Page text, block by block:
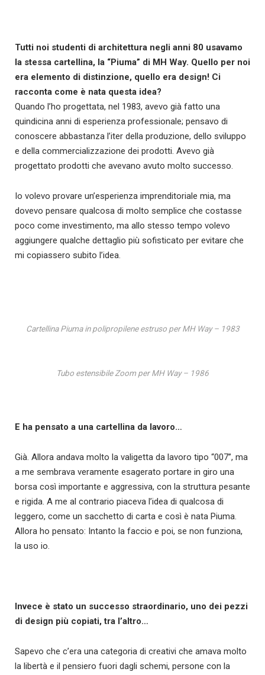
Tutti noi studenti di architettura negli anni 80 usavamo
la stessa cartellina, la “Piuma” di MH Way. Quello per noi
era elemento di distinzione, quello era design! Ci
racconta come è nata questa idea?
Quando l’ho progettata, nel 1983, avevo già fatto una
quindicina anni di esperienza professionale; pensavo di
conoscere abbastanza l’iter della produzione, dello sviluppo
e della commercializzazione dei prodotti. Avevo già
progettato prodotti che avevano avuto molto successo.
Io volevo provare un’esperienza imprenditoriale mia, ma
dovevo pensare qualcosa di molto semplice che costasse
poco come investimento, ma allo stesso tempo volevo
aggiungere qualche dettaglio più sofisticato per evitare che
mi copiassero subito l’idea.
Cartellina Piuma in polipropilene estruso per MH Way – 1983
Tubo estensibile Zoom per MH Way – 1986
E ha pensato a una cartellina da lavoro…
Già. Allora andava molto la valigetta da lavoro tipo “007”, ma
a me sembrava veramente esagerato portare in giro una
borsa così importante e aggressiva, con la struttura pesante
e rigida. A me al contrario piaceva l’idea di qualcosa di
leggero, come un sacchetto di carta e così è nata Piuma.
Allora ho pensato: Intanto la faccio e poi, se non funziona,
la uso io.
Invece è stato un successo straordinario, uno dei pezzi
di design più copiati, tra l’altro…
Sapevo che c’era una categoria di creativi che amava molto
la libertà e il pensiero fuori dagli schemi, persone con la